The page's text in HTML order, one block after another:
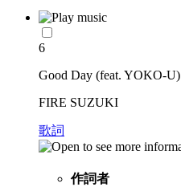
6
Good Day (feat. YOKO-U)
FIRE SUZUKI
歌詞
作詞者